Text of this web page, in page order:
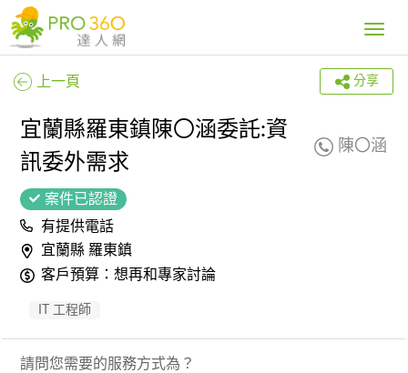
Toggle
上一頁 分享
宜蘭縣羅東鎮陳〇涵委託:資
訊委外需求
陳〇涵
案件已認證
有提供電話
宜蘭縣 羅東鎮
客戶預算：想再和專家討論
IT 工程師
請問您需要的服務方式為？